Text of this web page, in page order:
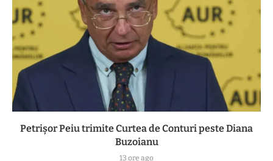
Petrișor Peiu trimite Curtea de Conturi peste Diana
Buzoianu
13 ore ago